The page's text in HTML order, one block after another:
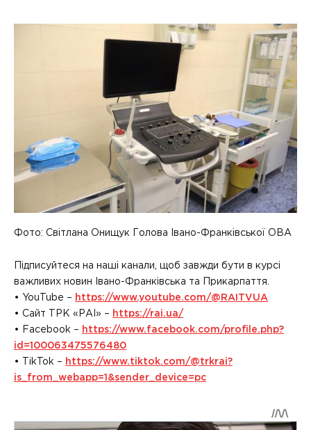
Фото: Світлана Онищук Голова Івано-Франківської ОВА
Підписуйтеся на наші канали, щоб завжди бути в курсі
важливих новин Івано-Франківська та Прикарпаття.
• YouTube – https://www.youtube.com/@RAITVUA
• Сайт ТРК «РАІ» – https://rai.ua/
• Facebook – https://www.facebook.com/profile.php?
id=100063475576480
• TikTok – https://www.tiktok.com/@trkrai?
is_from_webapp=1&sender_device=pc